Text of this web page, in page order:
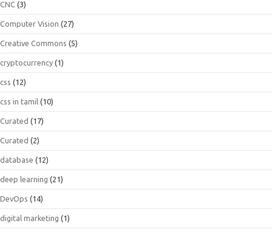
CNC (3)
Computer Vision (27)
Creative Commons (5)
cryptocurrency (1)
css (12)
css in tamil (10)
Curated (17)
Curated (2)
database (12)
deep learning (21)
DevOps (14)
digital marketing (1)